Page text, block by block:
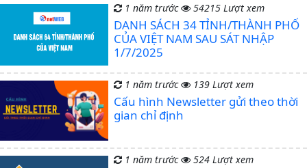
1 năm trước 54215 Lượt xem
DANH SÁCH 34 TỈNH/THÀNH PHỐ
CỦA VIỆT NAM SAU SÁT NHẬP
1/7/2025
1 năm trước 139 Lượt xem
Cấu hình Newsletter gửi theo thời
gian chỉ định
1 năm trước 524 Lượt xem